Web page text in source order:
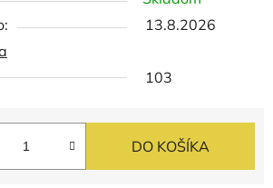
13.8.2026
103
DO KOŠÍKA